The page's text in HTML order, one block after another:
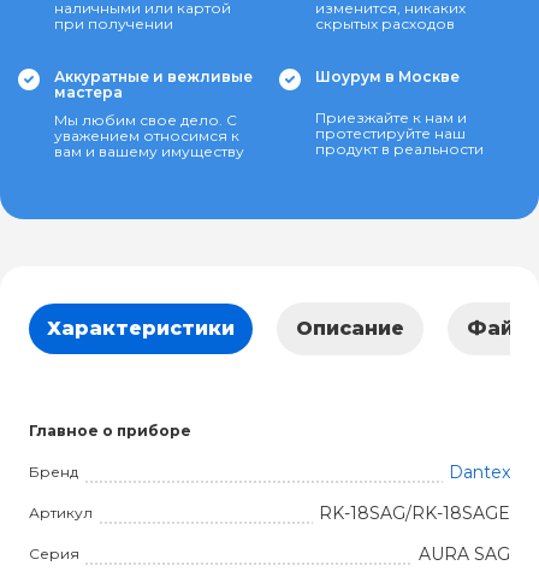
наличными или картой
при получении
изменится, никаких
скрытых расходов
Аккуратные и вежливые
мастера
Мы любим свое дело. С
уважением относимся к
вам и вашему имуществу
Шоурум в Москве
Приезжайте к нам и
протестируйте наш
продукт в реальности
Характеристики Описание
Главное о приборе
Бренд Dantex
Артикул RK-18SAG/RK-18SAGE
Серия AURA SAG